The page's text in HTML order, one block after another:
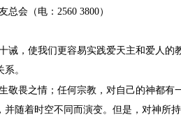
总会（电： 2560 3800）
诫，使我们更容易实践爱天主和爱人的
。
敬畏之情；任何宗教，对自己的神都有
随着时空不同而演变。但是，对神所